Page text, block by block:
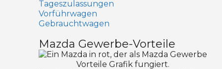
Tageszulassungen
Vorführwagen
Gebrauchtwagen
Mazda Gewerbe-Vorteile